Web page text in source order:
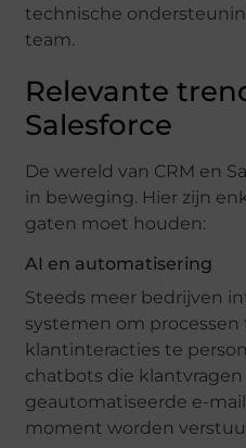
technische
team.
Relevante
Salesforce
De wereld van CRM en
in beweging. Hier zijn
gaten moet houden:
AI en automatisering
Steeds meer bedrijven
systemen om
klantinteracties te
chatbots die
geautomatiseerde e-
moment worden